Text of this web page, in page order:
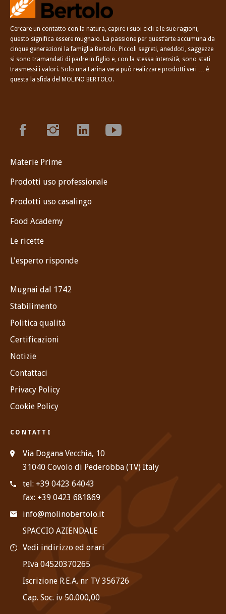
Cercare un contatto con la natura, capire i suoi cicli e le sue ragioni,
questo significa essere mugnaio. La passione per quest’arte accumuna da
cinque generazioni la famiglia Bertolo. Piccoli segreti, aneddoti, saggezze
si sono tramandati di padre in figlio e, con la stessa intensità, sono stati
trasmessi i valori. Solo una Farina vera può realizzare prodotti veri … è
questa la sfida del MOLINO BERTOLO.
Materie Prime
Prodotti uso professionale
Prodotti uso casalingo
Food Academy
Le ricette
L'esperto risponde
Mugnai dal 1742
Stabilimento
Politica qualità
Certificazioni
Notizie
Contattaci
Privacy Policy
Cookie Policy
CONTATTI
Via Dogana Vecchia, 10
31040 Covolo di Pederobba (TV) Italy
tel: +39 0423 64043
fax: +39 0423 681869
info@molinobertolo.it
SPACCIO AZIENDALE
Vedi indirizzo ed orari
P.Iva 04520370265
Iscrizione R.E.A. nr TV 356726
Cap. Soc. iv 50.000,00